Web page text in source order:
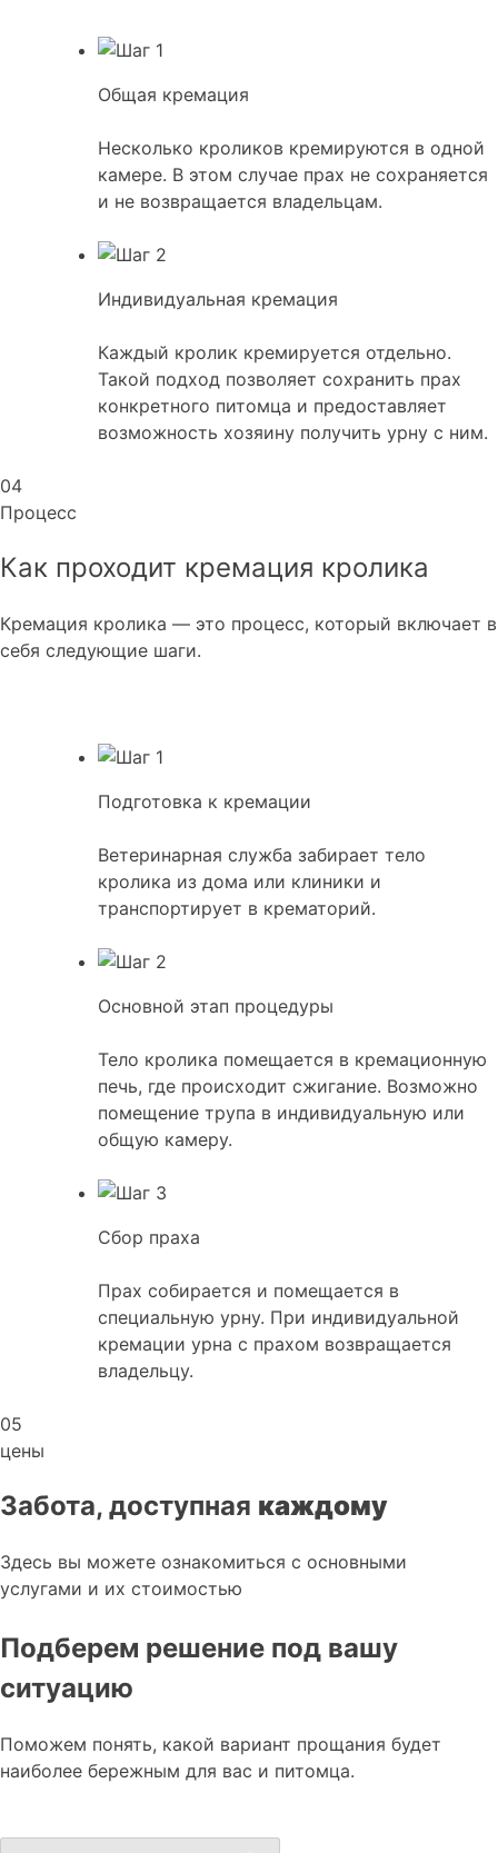
Общая кремация
Несколько кроликов кремируются в одной
камере. В этом случае прах не сохраняется
и не возвращается владельцам.
Индивидуальная кремация
Каждый кролик кремируется отдельно.
Такой подход позволяет сохранить прах
конкретного питомца и предоставляет
возможность хозяину получить урну с ним.
04
Процесс
Как проходит кремация кролика
Кремация кролика — это процесс, который включает в
себя следующие шаги.
Подготовка к кремации
Ветеринарная служба забирает тело
кролика из дома или клиники и
транспортирует в крематорий.
Основной этап процедуры
Тело кролика помещается в кремационную
печь, где происходит сжигание. Возможно
помещение трупа в индивидуальную или
общую камеру.
Сбор праха
Прах собирается и помещается в
специальную урну. При индивидуальной
кремации урна с прахом возвращается
владельцу.
05
цены
Забота, доступная каждому
Здесь вы можете ознакомиться с основными
услугами и их стоимостью
Подберем решение под вашу
ситуацию
Поможем понять, какой вариант прощания будет
наиболее бережным для вас и питомца.